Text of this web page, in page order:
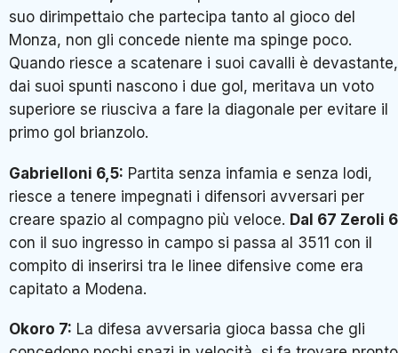
suo dirimpettaio che partecipa tanto al gioco del
Monza, non gli concede niente ma spinge poco.
Quando riesce a scatenare i suoi cavalli è devastante,
dai suoi spunti nascono i due gol, meritava un voto
superiore se riusciva a fare la diagonale per evitare il
primo gol brianzolo.
Gabrielloni 6,5: Partita senza infamia e senza lodi,
riesce a tenere impegnati i difensori avversari per
creare spazio al compagno più veloce. Dal 67 Zeroli
con il suo ingresso in campo si passa al 3511 con il
compito di inserirsi tra le linee difensive come era
capitato a Modena.
Okoro 7: La difesa avversaria gioca bassa che gli